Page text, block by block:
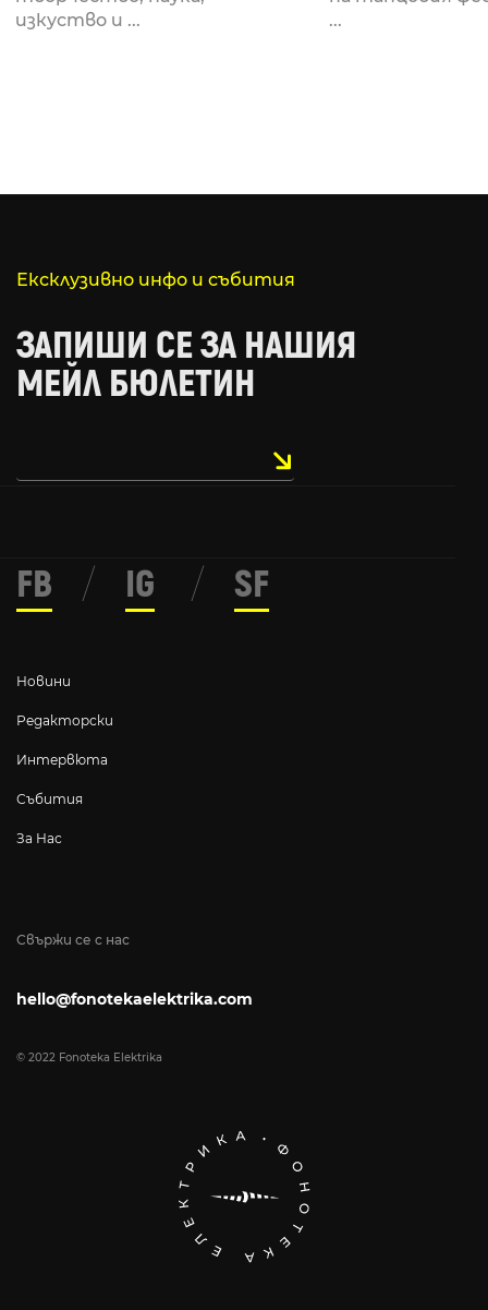
изкуство и ...
...
Ексклузивно инфо и събития
ЗАПИШИ СЕ ЗА НАШИЯ
МЕЙЛ БЮЛЕТИН
Свържи се с нас
hello@fonotekaelektrika.com
© 2022 Fonoteka Elektrika
Новини
Редакторски
Интервюта
Събития
За Нас
FB / IG / SF